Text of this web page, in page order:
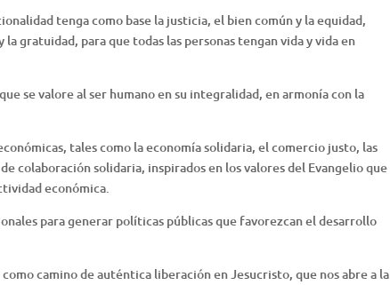
tenga como base la justicia, el bien común y la equidad,
gratuidad, para que todas las personas tengan vida y vida en
se valore al ser humano en su integralidad, en armonía con la
tales como la economía solidaria, el comercio justo, las
colaboración solidaria, inspirados en los valores del Evangelio que
económica.
para generar políticas públicas que favorezcan el desarrollo
camino de auténtica liberación en Jesucristo, que nos abre a la